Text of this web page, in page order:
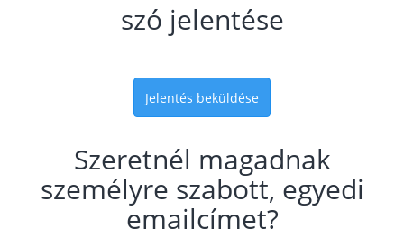
szó jelentése
Jelentés beküldése
Szeretnél magadnak
személyre szabott, egyedi
emailcímet?